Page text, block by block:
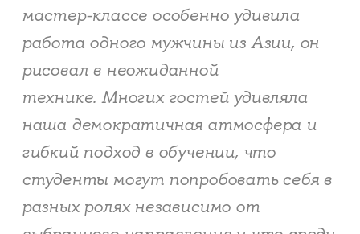
мастер-классе особенно удивила
работа одного мужчины из Азии, он
рисовал в неожиданной
технике. Многих гостей удивляла
наша демократичная атмосфера и
гибкий подход в обучении, что
студенты могут попробовать себя в
разных ролях независимо от